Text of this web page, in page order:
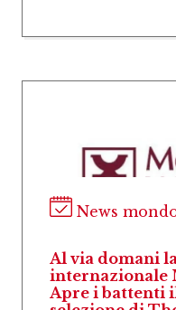
News
Al via domani
internazionale
Apre i battenti